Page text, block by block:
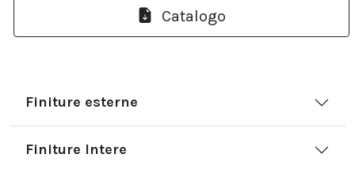
Catalogo
Finiture esterne
Finiture Intere